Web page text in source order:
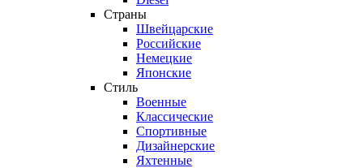
Страны
Швейцарские
Российские
Немецкие
Японские
Стиль
Военные
Классические
Спортивные
Дизайнерские
Яхтенные